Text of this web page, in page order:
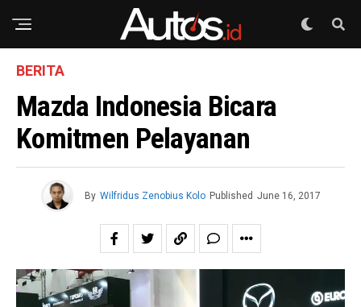
BERITA
Mazda Indonesia Bicara
Komitmen Pelayanan
By Wilfridus Zenobius Kolo Published June 16, 2017